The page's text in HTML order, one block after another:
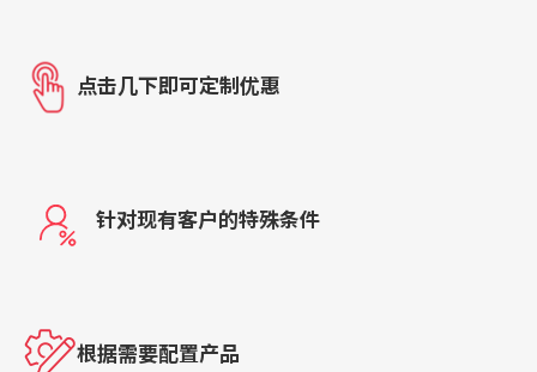
点击几下即可定制优惠
针对现有客户的特殊条件
根据需要配置产品